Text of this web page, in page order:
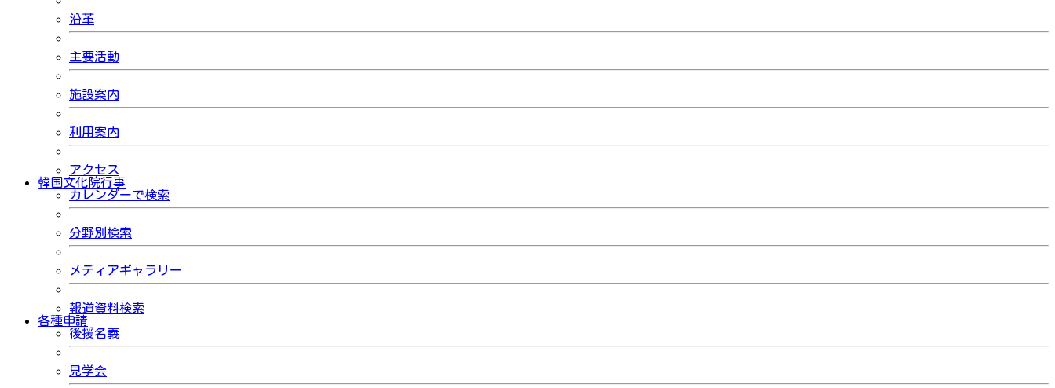
沿革
主要活動
施設案内
利用案内
アクセス
韓国文化院行事
カレンダーで検索
分野別検索
メディアギャラリー
報道資料検索
各種申請
後援名義
見学会